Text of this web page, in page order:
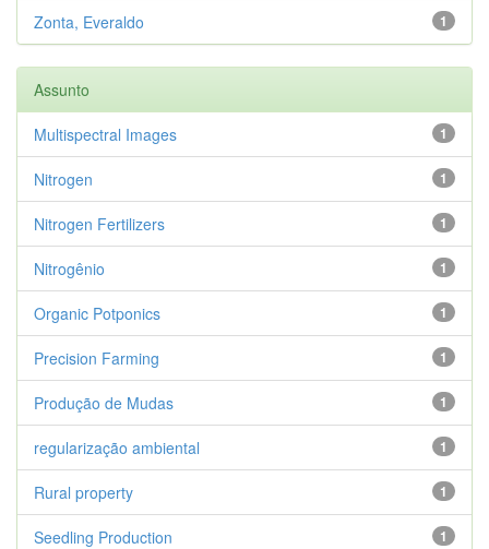
1
Zonta, Everaldo
Assunto
1
Multispectral Images
1
Nitrogen
1
Nitrogen Fertilizers
1
Nitrogênio
1
Organic Potponics
1
Precision Farming
1
Produção de Mudas
1
regularização ambiental
1
Rural property
1
Seedling Production